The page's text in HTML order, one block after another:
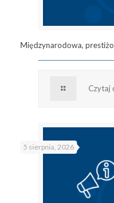
Międzynarodowa,
Czytaj
5 sierpnia, 2026